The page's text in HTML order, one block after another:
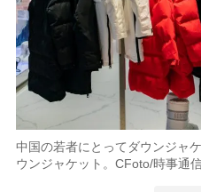
中国の若者にとってダウンジャ
ウンジャケット。CFoto/時事通信